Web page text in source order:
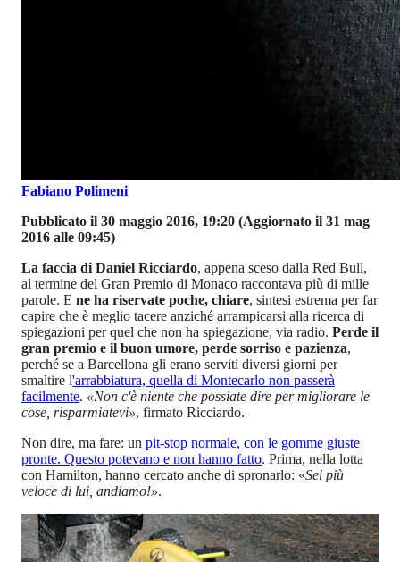
Fabiano Polimeni
Pubblicato il 30 maggio 2016, 19:20 (Aggiornato il 31 mag
2016 alle 09:45)
La faccia di Daniel Ricciardo, appena sceso dalla Red Bull,
al termine del Gran Premio di Monaco raccontava più di mille
parole. E ne ha riservate poche, chiare, sintesi estrema per far
capire che è meglio tacere anziché arrampicarsi alla ricerca di
spiegazioni per quel che non ha spiegazione, via radio. Perde il
gran premio e il buon umore, perde sorriso e pazienza,
perché se a Barcellona gli erano serviti diversi giorni per
smaltire l'arrabbiatura, quella di Montecarlo non passerà
facilmente. «Non c'è niente che possiate dire per migliorare le
cose, risparmiatevi», firmato Ricciardo.
Non dire, ma fare: un pit-stop normale, con le gomme giuste
pronte. Questo potevano e non hanno fatto. Prima, nella lotta
con Hamilton, hanno cercato anche di spronarlo: «Sei più
veloce di lui, andiamo!».